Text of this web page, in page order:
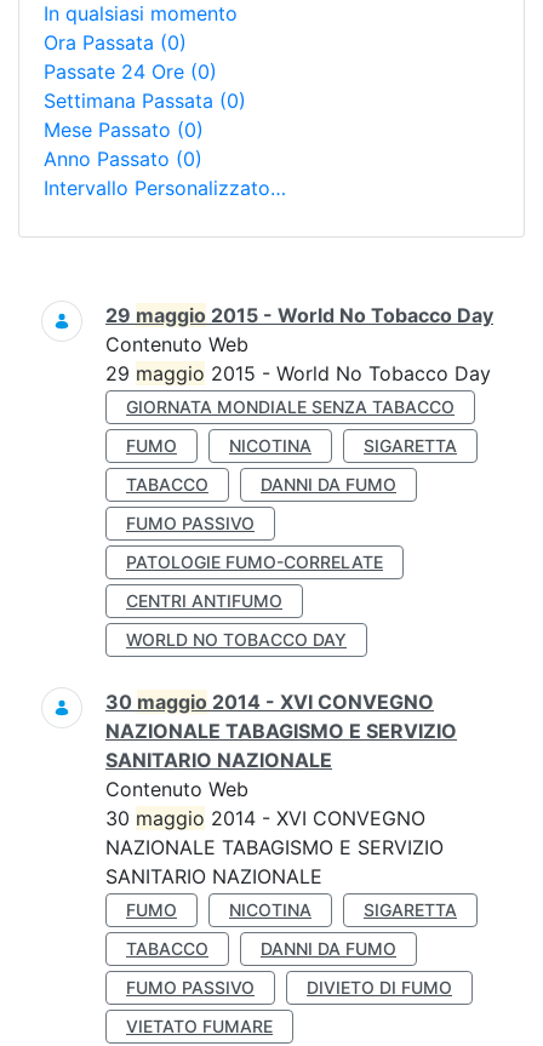
In qualsiasi momento
Ora Passata (0)
Passate 24 Ore (0)
Settimana Passata (0)
Mese Passato (0)
Anno Passato (0)
Intervallo Personalizzato…
Ricerca
29 maggio 2015 - World No Tobacco Day
Contenuto Web
29 maggio 2015 - World No Tobacco Day
GIORNATA MONDIALE SENZA TABACCO
FUMO
NICOTINA
SIGARETTA
TABACCO
DANNI DA FUMO
FUMO PASSIVO
PATOLOGIE FUMO-CORRELATE
CENTRI ANTIFUMO
WORLD NO TOBACCO DAY
30 maggio 2014 - XVI CONVEGNO
NAZIONALE TABAGISMO E SERVIZIO
SANITARIO NAZIONALE
Contenuto Web
30 maggio 2014 - XVI CONVEGNO
NAZIONALE TABAGISMO E SERVIZIO
SANITARIO NAZIONALE
FUMO NICOTINA
SIGARETTA
TABACCO
DANNI DA FUMO
FUMO PASSIVO
DIVIETO DI FUMO
VIETATO FUMARE